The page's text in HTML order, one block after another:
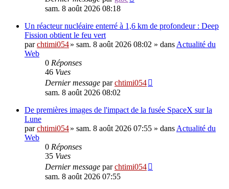
sam. 8 août 2026 08:18
Un réacteur nucléaire enterré à 1,6 km de profondeur : Deep
Fission obtient le feu vert
parchtimi054» sam. 8 août 2026 08:02 » dans Actualité du
Web
0 Réponses
46 Vues
Dernier message parchtimi054
sam. 8 août 2026 08:02
De premières images de l'impact de la fusée SpaceX sur la
Lune
parchtimi054» sam. 8 août 2026 07:55 » dans Actualité du
Web
0 Réponses
35 Vues
Dernier message parchtimi054
sam. 8 août 2026 07:55